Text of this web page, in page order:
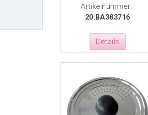
Artikelnummer:
20.BA383716
Details